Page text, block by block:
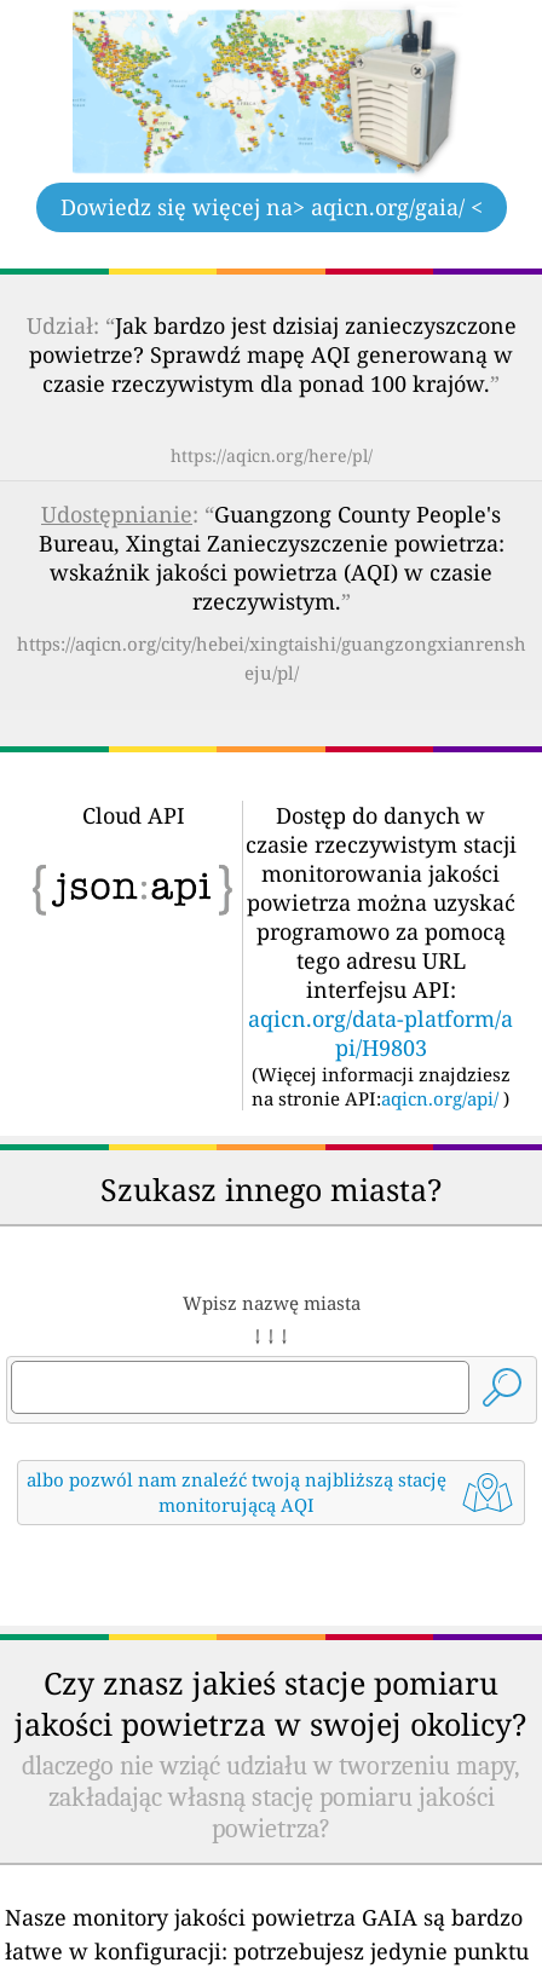
Dowiedz się więcej na> aqicn.org/gaia/ <
Udział: “Jak bardzo jest dzisiaj zanieczyszczone
powietrze? Sprawdź mapę AQI generowaną w
czasie rzeczywistym dla ponad 100 krajów.”
https://aqicn.org/here/pl/
Udostępnianie: “Guangzong County People's
Bureau, Xingtai Zanieczyszczenie powietrza:
wskaźnik jakości powietrza (AQI) w czasie
rzeczywistym.”
https://aqicn.org/city/hebei/xingtaishi/guangzongxianrensh
eju/pl/
Cloud API
Dostęp do danych w
czasie rzeczywistym stacji
monitorowania jakości
powietrza można uzyskać
programowo za pomocą
tego adresu URL
interfejsu API:
aqicn.org/data-platform/a
pi/H9803
(Więcej informacji znajdziesz
na stronie API:aqicn.org/api/ )
Szukasz innego miasta?
Wpisz nazwę miasta
↓ ↓ ↓
albo pozwól nam znaleźć twoją najbliższą stację
monitorującą AQI
Czy znasz jakieś stacje pomiaru
jakości powietrza w swojej okolicy?
dlaczego nie wziąć udziału w tworzeniu mapy,
zakładając własną stację pomiaru jakości
powietrza?
Nasze monitory jakości powietrza GAIA są bardzo
łatwe w konfiguracji: potrzebujesz jedynie punktu